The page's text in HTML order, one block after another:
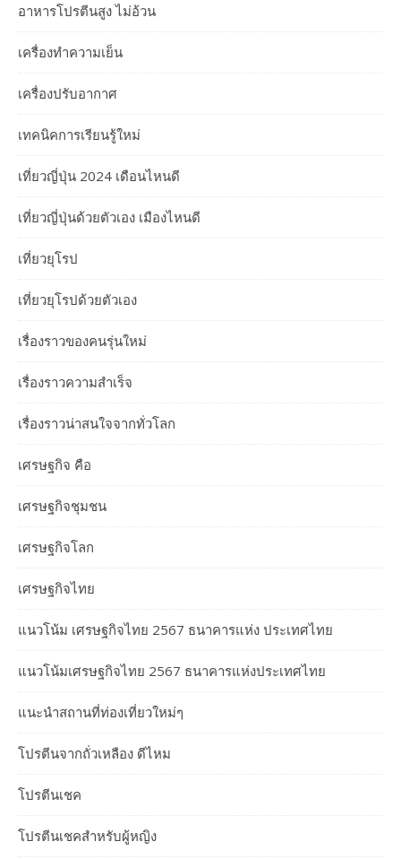
อาหารโปรตีนสูง ไม่อ้วน
เครื่องทำความเย็น
เครื่องปรับอากาศ
เทคนิคการเรียนรู้ใหม่
เที่ยวญี่ปุ่น 2024 เดือนไหนดี
เที่ยวญี่ปุ่นด้วยตัวเอง เมืองไหนดี
เที่ยวยุโรป
เที่ยวยุโรปด้วยตัวเอง
เรื่องราวของคนรุ่นใหม่
เรื่องราวความสำเร็จ
เรื่องราวน่าสนใจจากทั่วโลก
เศรษฐกิจ คือ
เศรษฐกิจชุมชน
เศรษฐกิจโลก
เศรษฐกิจไทย
แนวโน้ม เศรษฐกิจไทย 2567 ธนาคารแห่ง ประเทศไทย
แนวโน้มเศรษฐกิจไทย 2567 ธนาคารแห่งประเทศไทย
แนะนำสถานที่ท่องเที่ยวใหม่ๆ
โปรตีนจากถั่วเหลือง ดีไหม
โปรตีนเชค
โปรตีนเชคสำหรับผู้หญิง